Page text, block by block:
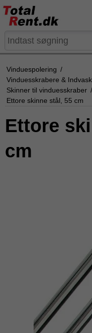
Vinduespolering /
Vinduesskrabere &
Skinner til vinduesskraber /
Ettore skinne stål, 55 cm
Ettore
cm